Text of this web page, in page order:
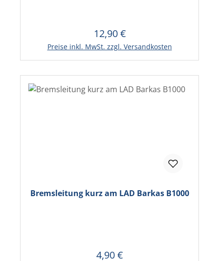
Regulärer Preis:
12,90 €
Preise inkl. MwSt. zzgl. Versandkosten
In den Warenkorb
Bremsleitung kurz am LAD Barkas B1000
Regulärer Preis:
4,90 €